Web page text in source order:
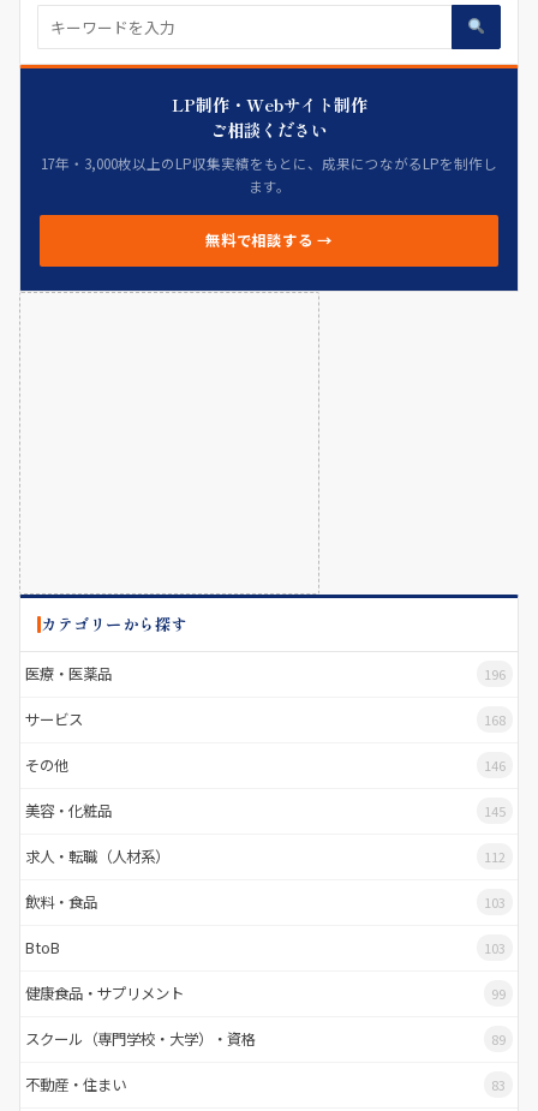
LP制作・Webサイト制作
ご相談ください
17年・3,000枚以上のLP収集実績をもとに、成果につながるLPを制作し
ます。
無料で相談する →
カテゴリーから探す
医療・医薬品 196
サービス 168
その他 146
美容・化粧品 145
求人・転職（人材系） 112
飲料・食品 103
BtoB 103
健康食品・サプリメント 99
スクール（専門学校・大学）・資格 89
不動産・住まい 83